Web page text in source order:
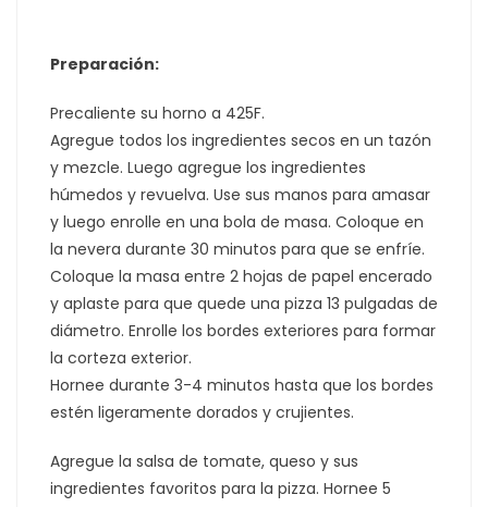
Preparación:
Precaliente su horno a 425F.
Agregue todos los ingredientes secos en un tazón
y mezcle. Luego agregue los ingredientes
húmedos y revuelva. Use sus manos para amasar
y luego enrolle en una bola de masa. Coloque en
la nevera durante 30 minutos para que se enfríe.
Coloque la masa entre 2 hojas de papel encerado
y aplaste para que quede una pizza 13 pulgadas de
diámetro. Enrolle los bordes exteriores para formar
la corteza exterior.
Hornee durante 3-4 minutos hasta que los bordes
estén ligeramente dorados y crujientes.
Agregue la salsa de tomate, queso y sus
ingredientes favoritos para la pizza. Hornee 5